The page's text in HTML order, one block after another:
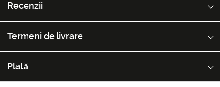
Recenzii
Termeni de livrare
Plată